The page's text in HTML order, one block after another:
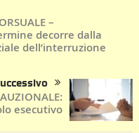
–
decorre dalla
dell’interruzione
esecutivo